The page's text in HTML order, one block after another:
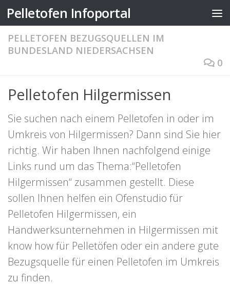
Zum Inhalt springen
Pelletofen Infoportal
PELLETOFEN BEZUGSQUELLEN IM
BUNDESLAND NIEDERSACHSEN
0
Pelletofen Hilgermissen
Sie suchen nach einem Pelletofen in oder im
Umkreis von Hilgermissen? Dann sind Sie hier
richtig. Wir haben Ihnen nachfolgend einige
Links rund um das Thema:“Pelletofen
Hilgermissen“ zusammen gestellt. Diese
sollen Ihnen helfen ein Ofenstudio für
Pelletofen Hilgermissen, ein
Handwerksunternehmen in Hilgermissen mit
know how für Pelletöfen oder ein andere gute
Bezugsquelle für einen Pelletofen im Umkreis
zu finden.